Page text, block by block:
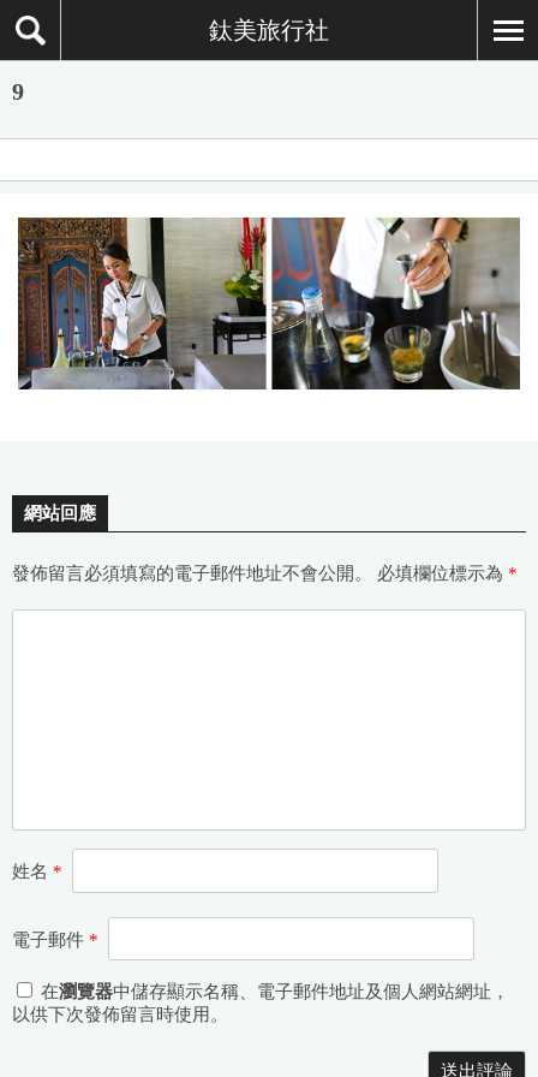
鈦美旅行社
9
網站回應
發佈留言必須填寫的電子郵件地址不會公開。 必填欄位標示為 *
姓名 *
電子郵件 *
在瀏覽器中儲存顯示名稱、電子郵件地址及個人網站網址，
以供下次發佈留言時使用。